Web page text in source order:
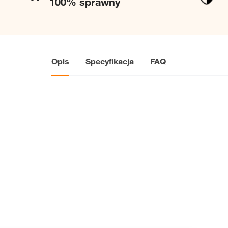
Opis Specyfikacja FAQ